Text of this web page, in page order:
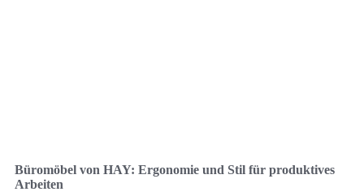
Büromöbel von HAY: Ergonomie und Stil für produktives
Arbeiten